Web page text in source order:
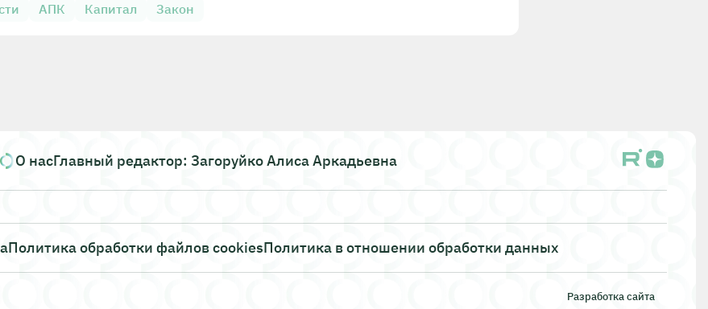
АПК Капитал Закон
О насГлавный редактор: Загоруйко Алиса Аркадьевна
Политика обработки файлов cookiesПолитика в отношении обработки данных
Разработка сайта